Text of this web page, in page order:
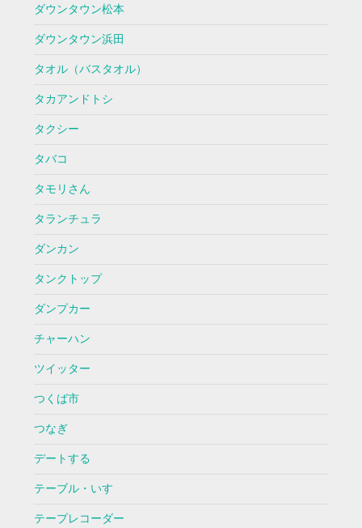
ダウンタウン松本
ダウンタウン浜田
タオル（バスタオル）
タカアンドトシ
タクシー
タバコ
タモリさん
タランチュラ
ダンカン
タンクトップ
ダンプカー
チャーハン
ツイッター
つくば市
つなぎ
デートする
テーブル・いす
テープレコーダー